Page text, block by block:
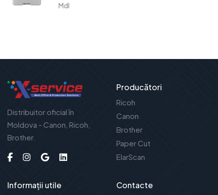
Mdl
Distribuitor oficial în
Moldova - Canon, Ricoh,
Brother.
Producători
Ricoh
Canon
Brother
Paper Cut
ElarScan
Informații utile Contacte